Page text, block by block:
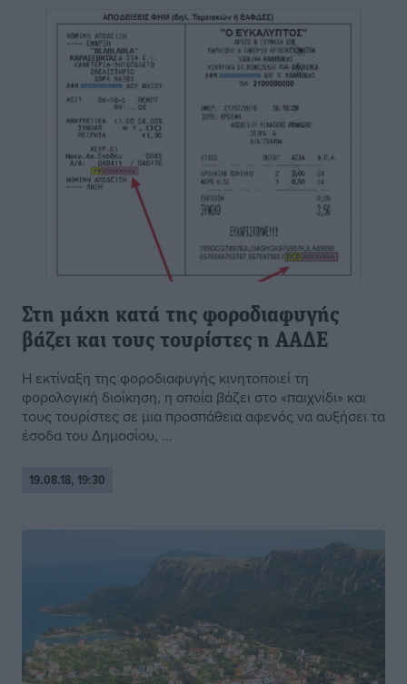
Στη μάχη κατά της φοροδιαφυγής
βάζει και τους τουρίστες η ΑΑΔΕ
Η εκτίναξη της φοροδιαφυγής κινητοποιεί τη
φορολογική διοίκηση, η οποία βάζει στο «παιχνίδι» και
τους τουρίστες σε μια προσπάθεια αφενός να αυξήσει τα
έσοδα του Δημοσίου, ...
19.08.18, 19:30